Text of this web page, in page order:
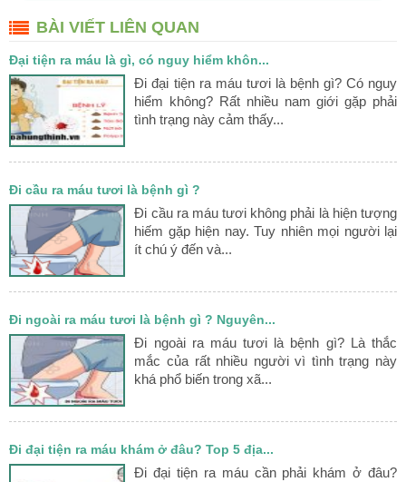
BÀI VIẾT LIÊN QUAN
Đại tiện ra máu là gì, có nguy hiểm khôn...
Đi đại tiện ra máu tươi là bệnh gì? Có nguy
hiểm không? Rất nhiều nam giới gặp phải
tình trạng này cảm thấy...
Đi cầu ra máu tươi là bệnh gì ?
Đi cầu ra máu tươi không phải là hiện tượng
hiếm gặp hiện nay. Tuy nhiên mọi người lại
ít chú ý đến và...
Đi ngoài ra máu tươi là bệnh gì ? Nguyên...
Đi ngoài ra máu tươi là bệnh gì? Là thắc
mắc của rất nhiều người vì tình trạng này
khá phổ biến trong xã...
Đi đại tiện ra máu khám ở đâu? Top 5 địa...
Đi đại tiện ra máu cần phải khám ở đâu?